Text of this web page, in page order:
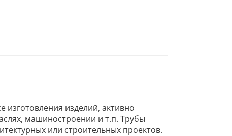
изготовления изделий, активно
машиностроении и т.п. Трубы
или строительных проектов.